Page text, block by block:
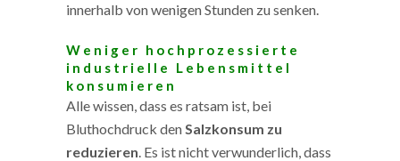
innerhalb von wenigen Stunden zu senken.
Weniger hochprozessierte
industrielle Lebensmittel
konsumieren
Alle wissen, dass es ratsam ist, bei
Bluthochdruck denSalzkonsum zu
reduzieren. Es ist nicht verwunderlich, dass